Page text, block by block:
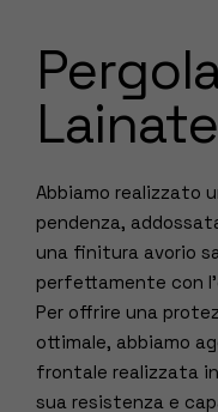
Lainate
Abbiamo realizzato
pendenza,
una finitura avorio
perfettamente con
Per offrire una
ottimale, abbiamo
frontale realizzata
sua resistenza e